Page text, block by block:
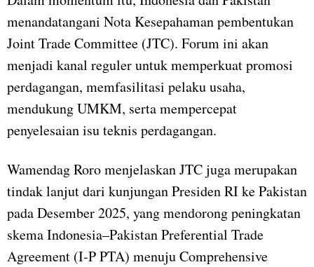
menandatangani Nota Kesepahaman pembentukan
Joint Trade Committee (JTC). Forum ini akan
menjadi kanal reguler untuk memperkuat promosi
perdagangan, memfasilitasi pelaku usaha,
mendukung UMKM, serta mempercepat
penyelesaian isu teknis perdagangan.
Wamendag Roro menjelaskan JTC juga merupakan
tindak lanjut dari kunjungan Presiden RI ke Pakistan
pada Desember 2025, yang mendorong peningkatan
skema Indonesia–Pakistan Preferential Trade
Agreement (I-P PTA) menuju Comprehensive